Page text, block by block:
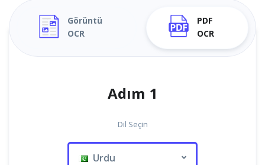
Görüntü
OCR
PDF
OCR
Adım 1
Dil Seçin
Urdu